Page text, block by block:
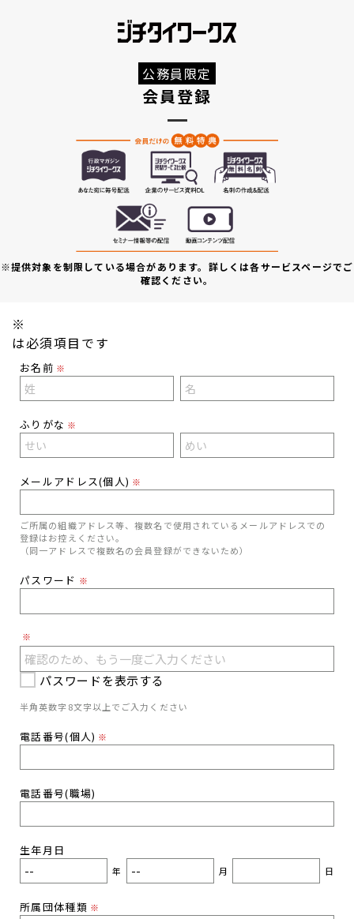
公務員限定
会員登録
※提供対象を制限している場合があります。詳しくは各サービスページでご
確認ください。
※
は必須項目です
お名前 ※
ふりがな ※
メールアドレス(個人) ※
ご所属の組織アドレス等、複数名で使用されているメールアドレスでの
登録はお控えください。
（同一アドレスで複数名の会員登録ができないため）
パスワード ※
※
パスワードを表示する
半角英数字8文字以上でご入力ください
電話番号(個人) ※
電話番号(職場)
生年月日
年 月 日
所属団体種類 ※